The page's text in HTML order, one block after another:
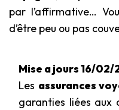
par l’affirmative…
d’être peu ou pas
Mise a jours 16/02/
Les assurances
garanties liées aux